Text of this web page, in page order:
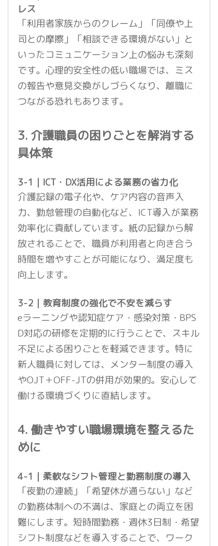
レス
「利用者家族からのクレーム」「同僚や上
司との摩擦」「相談できる環境がない」と
いったコミュニケーション上の悩みも深刻
です。心理的安全性の低い職場では、ミス
の報告や意見交換がしづらくなり、離職に
つながる恐れもあります。
3. 介護職員の困りごとを解消する
具体策
3-1｜ICT・DX活用による業務の省力化
介護記録の電子化や、ケア内容の音声入
力、勤怠管理の自動化など、ICT導入が業務
効率化に貢献しています。紙の記録から解
放されることで、職員が利用者と向き合う
時間を増やすことが可能になり、満足度も
向上します。
3-2｜教育制度の強化で不安を減らす
eラーニングや認知症ケア・感染対策・BPS
D対応の研修を定期的に行うことで、スキル
不足による困りごとを軽減できます。特に
新人職員に対しては、メンター制度の導入
やOJT＋OFF-JTの併用が効果的。安心して
働ける環境づくりに直結します。
4. 働きやすい職場環境を整えるた
めに
4-1｜柔軟なシフト管理と勤務制度の導入
「夜勤の連続」「希望休が通らない」など
の勤務体制への不満は、家庭との両立を困
難にします。短時間勤務・週休3日制・希望
シフト制度などを導入することで、ワーク